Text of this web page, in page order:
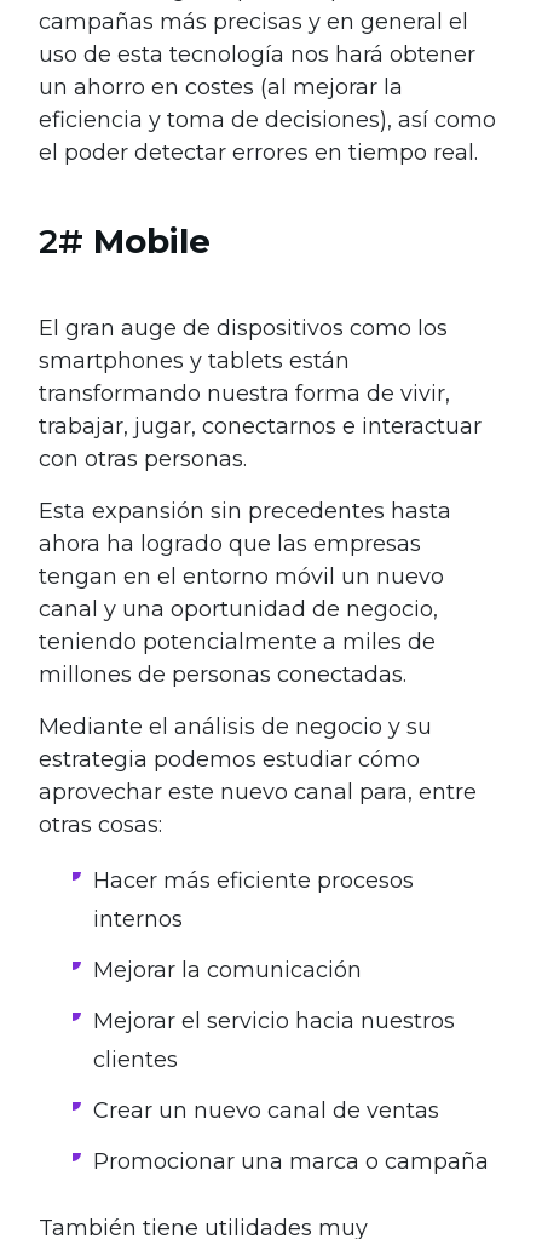
campañas más precisas y en general el
uso de esta tecnología nos hará obtener
un ahorro en costes (al mejorar la
eficiencia y toma de decisiones), así como
el poder detectar errores en tiempo real.
2# Mobile
El gran auge de dispositivos como los
smartphones y tablets están
transformando nuestra forma de vivir,
trabajar, jugar, conectarnos e interactuar
con otras personas.
Esta expansión sin precedentes hasta
ahora ha logrado que las empresas
tengan en el entorno móvil un nuevo
canal y una oportunidad de negocio,
teniendo potencialmente a miles de
millones de personas conectadas.
Mediante el análisis de negocio y su
estrategia podemos estudiar cómo
aprovechar este nuevo canal para, entre
otras cosas:
Hacer más eficiente procesos
internos
Mejorar la comunicación
Mejorar el servicio hacia nuestros
clientes
Crear un nuevo canal de ventas
Promocionar una marca o campaña
También tiene utilidades muy